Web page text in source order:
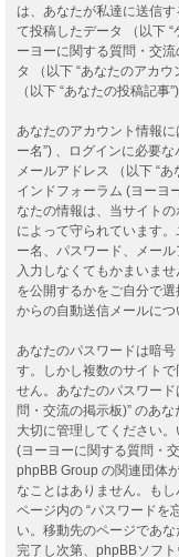
は、あなたが私達に送信
て投稿したデータ （以下 “
ーヨーに関する質問・交
タ （以下 “あなたのアカ
（以下 “あなたの投稿記事”)
あなたのアカウント情報
ー名”) 、ログインに必要
メールアドレス （以下 “
インドフォーラム (ヨーヨ
なたの情報は、当サイト
によって守られています
ー名、パスワード、メー
入力しなくてもかまいま
を公開するかをご自分で
からの自動送信メールにつ
あなたのパスワードは暗
す。しかし複数のサイト
せん。あなたのパスワー
問・交流の掲示板)” のあ
大切に管理してください
(ヨーヨーに関する質問・
phpBB Group の関連団体
なことはありません。も
ページ内の “パスワードを
い。移動先のページであ
完了し次第、phpBBソフ